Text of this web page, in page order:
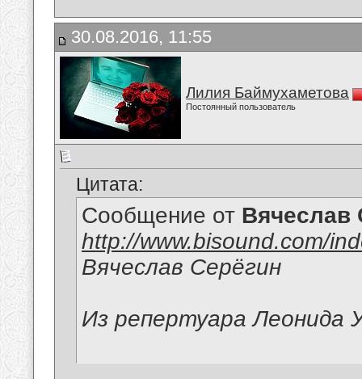
30.08.2016, 11:55
Лилия Баймухаметова
Постоянный пользователь
Цитата:
Сообщение от Вячеслав
http://www.bisound.com/
Вячеслав Серёгин
Из репертуара Леонида